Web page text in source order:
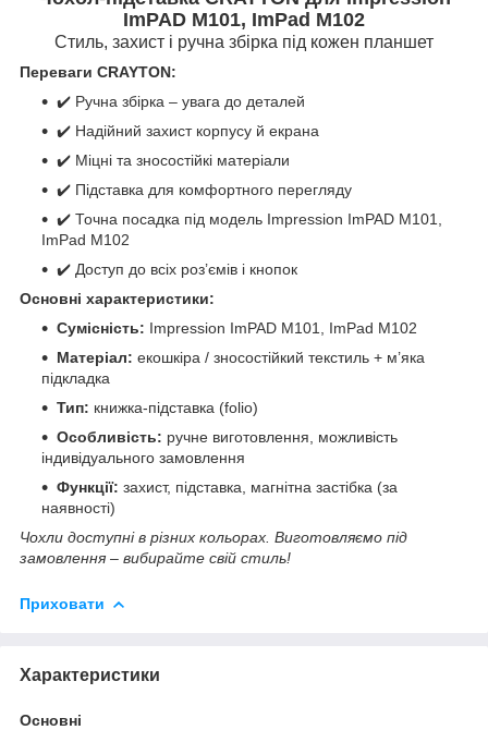
ImPAD M101, ImPad M102
Стиль, захист і ручна збірка під кожен планшет
Переваги CRAYTON:
✔️ Ручна збірка – увага до деталей
✔️ Надійний захист корпусу й екрана
✔️ Міцні та зносостійкі матеріали
✔️ Підставка для комфортного перегляду
✔️ Точна посадка під модель Impression ImPAD M101,
ImPad M102
✔️ Доступ до всіх роз’ємів і кнопок
Основні характеристики:
Сумісність: Impression ImPAD M101, ImPad M102
Матеріал: екошкіра / зносостійкий текстиль + м’яка
підкладка
Тип: книжка-підставка (folio)
Особливість: ручне виготовлення, можливість
індивідуального замовлення
Функції: захист, підставка, магнітна застібка (за
наявності)
Чохли доступні в різних кольорах. Виготовляємо під
замовлення – вибирайте свій стиль!
Приховати
Характеристики
Основні